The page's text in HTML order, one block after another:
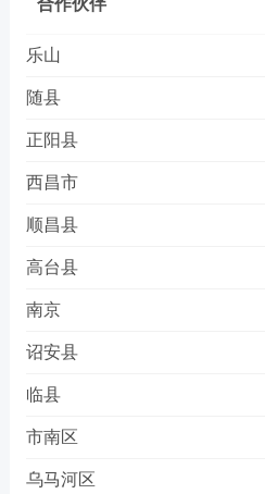
合作伙伴
乐山
随县
正阳县
西昌市
顺昌县
高台县
南京
诏安县
临县
市南区
乌马河区